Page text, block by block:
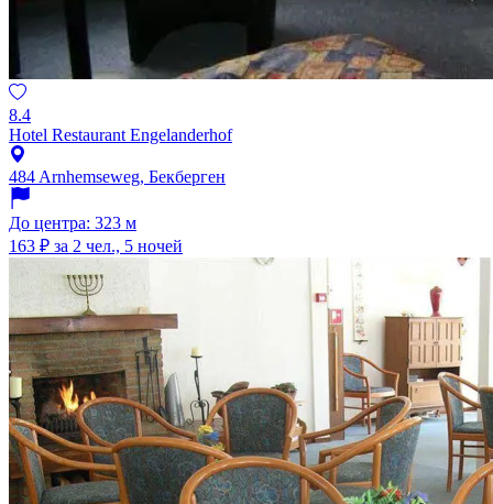
8.4
Hotel Restaurant Engelanderhof
484 Arnhemseweg, Бекберген
До центра: 323 м
163 ₽ за 2 чел., 5 ночей